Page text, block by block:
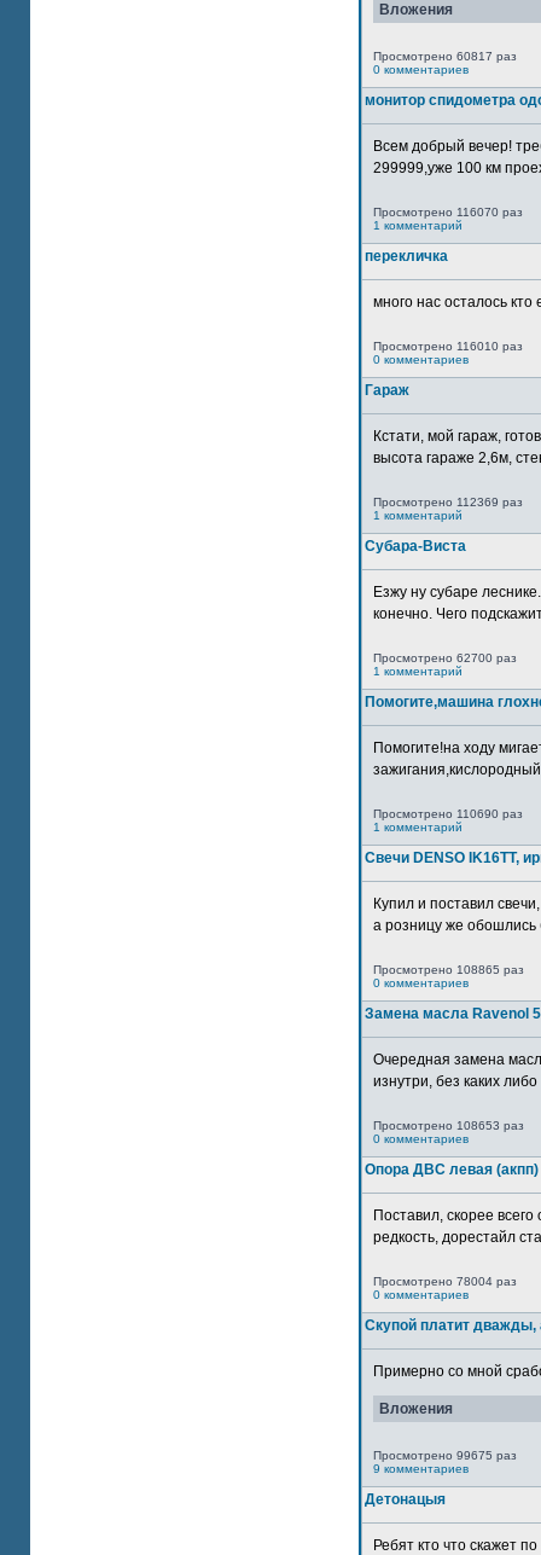
Вложения
Просмотрено 60817 раз
0 комментариев
монитор спидометра
Всем добрый вечер!
299999,уже 100 км
Просмотрено 116070 раз
1 комментарий
перекличка
много нас осталось
Просмотрено 116010 раз
0 комментариев
Гараж
Кстати, мой гараж,
высота гараже 2,6м,
Просмотрено 112369 раз
1 комментарий
Субара-Виста
Езжу ну субаре
конечно. Чего
Просмотрено 62700 раз
1 комментарий
Помогите,машина
Помогите!на ходу
Просмотрено 110690 раз
1 комментарий
Свечи DENSO IK16TT,
Купил и поставил
а розницу же обошлись
Просмотрено 108865 раз
0 комментариев
Замена масла Ravenol
Очередная замена
изнутри, без каких
Просмотрено 108653 раз
0 комментариев
Опора ДВС левая (акпп)
Поставил, скорее
редкость, дорестайл
Просмотрено 78004 раз
0 комментариев
Скупой платит
Примерно со мной
Вложения
Просмотрено 99675 раз
9 комментариев
Детонацыя
Ребят кто что скажет